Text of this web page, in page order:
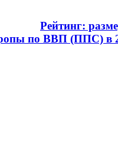
Рейтинг:
по ВВП (ППС) в